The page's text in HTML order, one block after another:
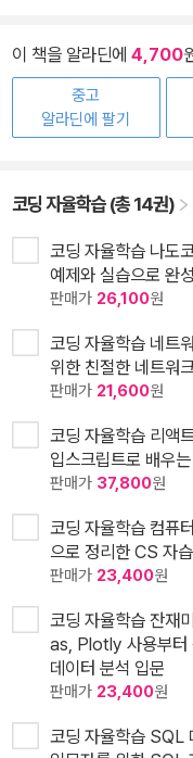
이 책을 알라딘에 4,700
중고
알라딘에 팔기
코딩 자율학습 (총 14권)
코딩 자율학습 나도
예제와 실습으로 완
판매가 26,100원
코딩 자율학습 네트
위한 친절한 네트워
판매가 21,600원
코딩 자율학습 리액
입스크립트로 배우
판매가 37,800원
코딩 자율학습 컴퓨
으로 정리한 CS 자
판매가 23,400원
코딩 자율학습 잔재
as, Plotly 사용부터
데이터 분석 입문
판매가 23,400원
코딩 자율학습 SQL